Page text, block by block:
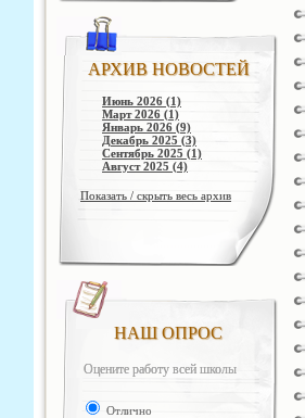
АРХИВ НОВОСТЕЙ
Июнь 2026 (1)
Март 2026 (1)
Январь 2026 (9)
Декабрь 2025 (3)
Сентябрь 2025 (1)
Август 2025 (4)
Показать / скрыть весь архив
НАШ ОПРОС
Оцените работу всей школы
Отлично